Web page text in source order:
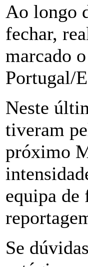
Ao longo
fechar,
marcado
Portugal/
Neste
tiveram
próximo
equipa de
Se